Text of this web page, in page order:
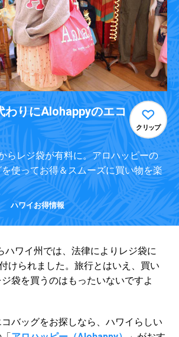
わりにAlohappyのエコ
クリップ
らレジ袋が有料に。アロハッピーの
使ってお得＆スムーズに買い物を楽
ハワイお得情報
ハワイ州では、法律によりレジ袋に
けられました。旅行とはいえ、買い
袋を買うのはもったいないですよ
バッグをお探しなら、ハワイらしい